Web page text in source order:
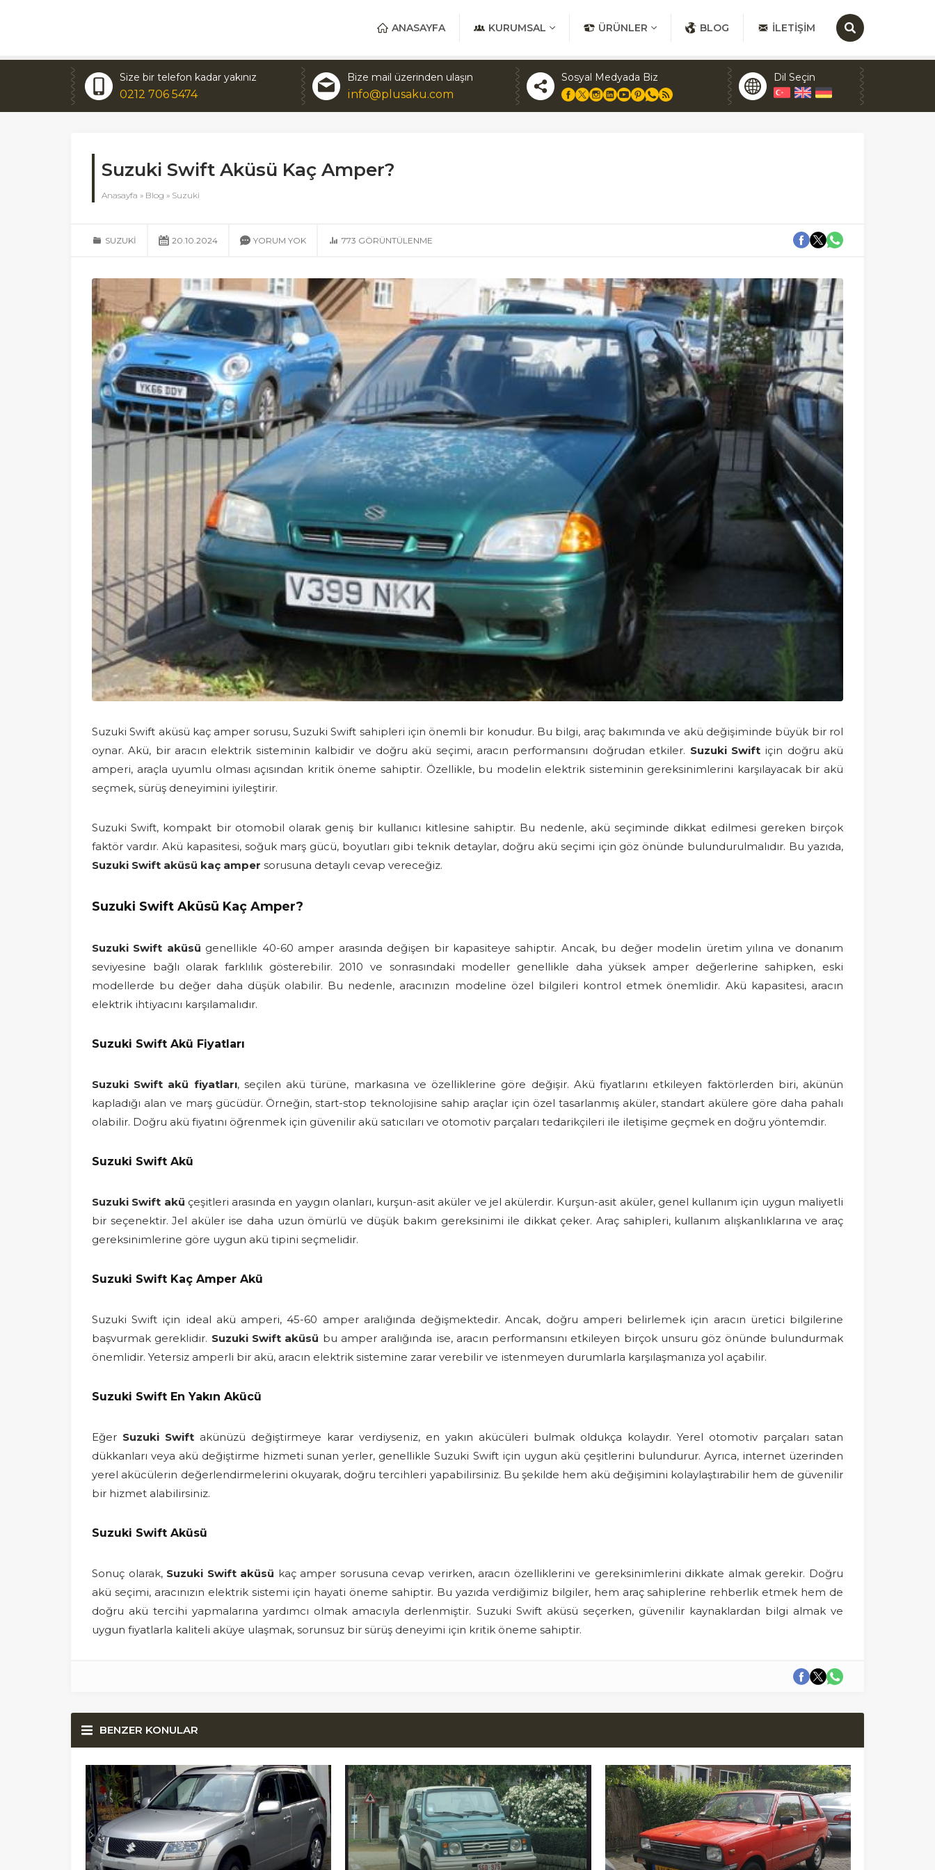
ANASAYFA KURUMSAL ÜRÜNLER BLOG İLETIŞIM
Size bir telefon kadar yakınız
0212 706 5474
Bize mail üzerinden ulaşın
info@plusaku.com
Sosyal Medyada Biz Dil Seçin
Suzuki Swift Aküsü Kaç Amper?
Anasayfa » Blog » Suzuki
SUZUKI 20.10.2024 YORUM YOK 773 GÖRÜNTÜLENME
Suzuki Swift aküsü kaç amper sorusu, Suzuki Swift sahipleri için önemli bir konudur. Bu bilgi, araç bakımında ve akü değişiminde büyük bir rol
oynar. Akü, bir aracın elektrik sisteminin kalbidir ve doğru akü seçimi, aracın performansını doğrudan etkiler. Suzuki Swiftiçin doğru akü
amperi, araçla uyumlu olması açısından kritik öneme sahiptir. Özellikle, bu modelin elektrik sisteminin gereksinimlerini karşılayacak bir akü
seçmek, sürüş deneyimini iyileştirir.
Suzuki Swift, kompakt bir otomobil olarak geniş bir kullanıcı kitlesine sahiptir. Bu nedenle, akü seçiminde dikkat edilmesi gereken birçok
faktör vardır. Akü kapasitesi, soğuk marş gücü, boyutları gibi teknik detaylar, doğru akü seçimi için göz önünde bulundurulmalıdır. Bu yazıda,
Suzuki Swift aküsü kaç amper sorusuna detaylı cevap vereceğiz.
Suzuki Swift Aküsü Kaç Amper?
Suzuki Swift aküsü genellikle 40-60 amper arasında değişen bir kapasiteye sahiptir. Ancak, bu değer modelin üretim yılına ve donanım
seviyesine bağlı olarak farklılık gösterebilir. 2010 ve sonrasındaki modeller genellikle daha yüksek amper değerlerine sahipken, eski
modellerde bu değer daha düşük olabilir. Bu nedenle, aracınızın modeline özel bilgileri kontrol etmek önemlidir. Akü kapasitesi, aracın
elektrik ihtiyacını karşılamalıdır.
Suzuki Swift Akü Fiyatları
Suzuki Swift akü fiyatları, seçilen akü türüne, markasına ve özelliklerine göre değişir. Akü fiyatlarını etkileyen faktörlerden biri, akünün
kapladığı alan ve marş gücüdür. Örneğin, start-stop teknolojisine sahip araçlar için özel tasarlanmış aküler, standart akülere göre daha pahalı
olabilir. Doğru akü fiyatını öğrenmek için güvenilir akü satıcıları ve otomotiv parçaları tedarikçileri ile iletişime geçmek en doğru yöntemdir.
Suzuki Swift Akü
Suzuki Swift akü çeşitleri arasında en yaygın olanları, kurşun-asit aküler ve jel akülerdir. Kurşun-asit aküler, genel kullanım için uygun maliyetli
bir seçenektir. Jel aküler ise daha uzun ömürlü ve düşük bakım gereksinimi ile dikkat çeker. Araç sahipleri, kullanım alışkanlıklarına ve araç
gereksinimlerine göre uygun akü tipini seçmelidir.
Suzuki Swift Kaç Amper Akü
Suzuki Swift için ideal akü amperi, 45-60 amper aralığında değişmektedir. Ancak, doğru amperi belirlemek için aracın üretici bilgilerine
başvurmak gereklidir. Suzuki Swift aküsü bu amper aralığında ise, aracın performansını etkileyen birçok unsuru göz önünde bulundurmak
önemlidir. Yetersiz amperli bir akü, aracın elektrik sistemine zarar verebilir ve istenmeyen durumlarla karşılaşmanıza yol açabilir.
Suzuki Swift En Yakın Akücü
Eğer Suzuki Swift akünüzü değiştirmeye karar verdiyseniz, en yakın akücüleri bulmak oldukça kolaydır. Yerel otomotiv parçaları satan
dükkanları veya akü değiştirme hizmeti sunan yerler, genellikle Suzuki Swift için uygun akü çeşitlerini bulundurur. Ayrıca, internet üzerinden
yerel akücülerin değerlendirmelerini okuyarak, doğru tercihleri yapabilirsiniz. Bu şekilde hem akü değişimini kolaylaştırabilir hem de güvenilir
bir hizmet alabilirsiniz.
Suzuki Swift Aküsü
Sonuç olarak, Suzuki Swift aküsü kaç amper sorusuna cevap verirken, aracın özelliklerini ve gereksinimlerini dikkate almak gerekir. Doğru
akü seçimi, aracınızın elektrik sistemi için hayati öneme sahiptir. Bu yazıda verdiğimiz bilgiler, hem araç sahiplerine rehberlik etmek hem de
doğru akü tercihi yapmalarına yardımcı olmak amacıyla derlenmiştir. Suzuki Swift aküsü seçerken, güvenilir kaynaklardan bilgi almak ve
uygun fiyatlarla kaliteli aküye ulaşmak, sorunsuz bir sürüş deneyimi için kritik öneme sahiptir.
BENZER KONULAR